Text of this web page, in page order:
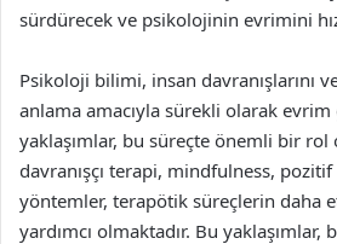
sürdürecek ve psikolojinin evrimini
Psikoloji bilimi, insan davranışlarını
anlama amacıyla sürekli olarak evrim
yaklaşımlar, bu süreçte önemli bir rol
davranışçı terapi, mindfulness,
yöntemler, terapötik süreçlerin daha
yardımcı olmaktadır. Bu